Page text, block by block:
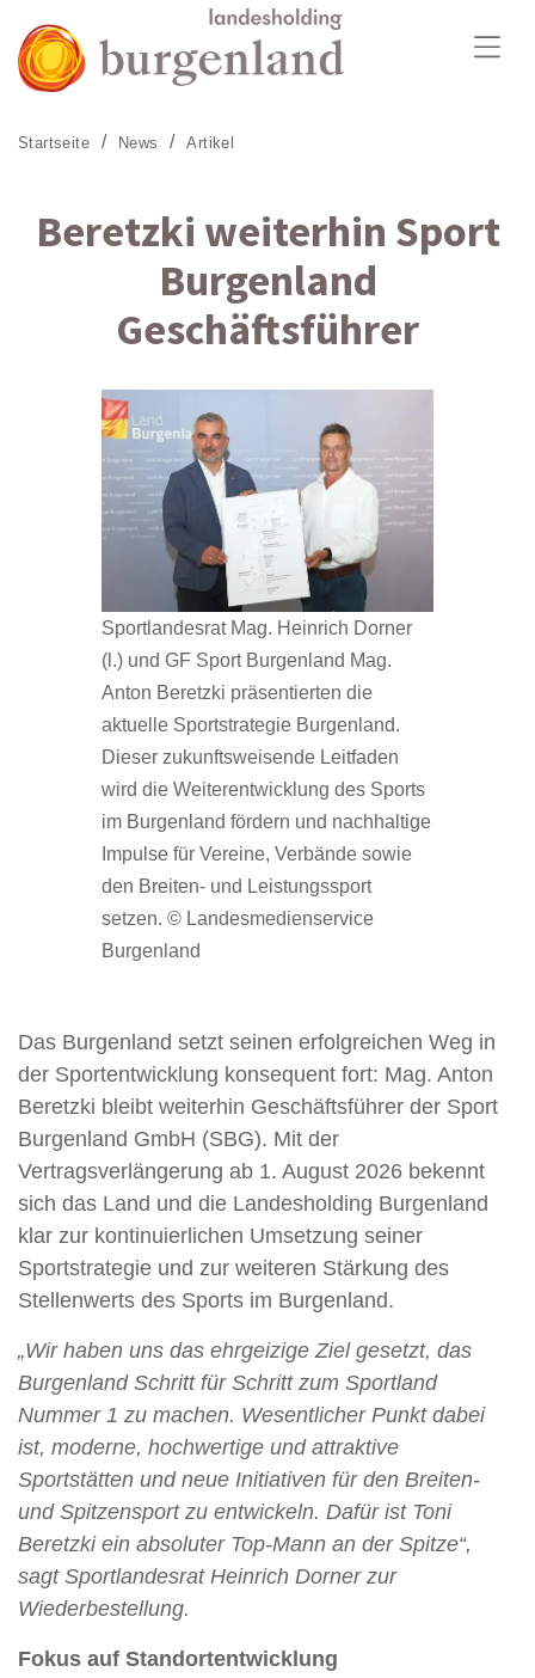
Zum Inhalt
Zum Menü
Zur Suche
Startseite News Artikel
Beretzki weiterhin Sport
Burgenland
Geschäftsführer
Sportlandesrat Mag. Heinrich Dorner
(l.) und GF Sport Burgenland Mag.
Anton Beretzki präsentierten die
aktuelle Sportstrategie Burgenland.
Dieser zukunftsweisende Leitfaden
wird die Weiterentwicklung des Sports
im Burgenland fördern und nachhaltige
Impulse für Vereine, Verbände sowie
den Breiten- und Leistungssport
setzen. © Landesmedienservice
Burgenland
Das Burgenland setzt seinen erfolgreichen Weg in
der Sportentwicklung konsequent fort: Mag. Anton
Beretzki bleibt weiterhin Geschäftsführer der Sport
Burgenland GmbH (SBG). Mit der
Vertragsverlängerung ab 1. August 2026 bekennt
sich das Land und die Landesholding Burgenland
klar zur kontinuierlichen Umsetzung seiner
Sportstrategie und zur weiteren Stärkung des
Stellenwerts des Sports im Burgenland.
„Wir haben uns das ehrgeizige Ziel gesetzt, das
Burgenland Schritt für Schritt zum Sportland
Nummer 1 zu machen. Wesentlicher Punkt dabei
ist, moderne, hochwertige und attraktive
Sportstätten und neue Initiativen für den Breiten-
und Spitzensport zu entwickeln. Dafür ist Toni
Beretzki ein absoluter Top-Mann an der Spitze“,
sagt Sportlandesrat Heinrich Dorner zur
Wiederbestellung.
Fokus auf Standortentwicklung